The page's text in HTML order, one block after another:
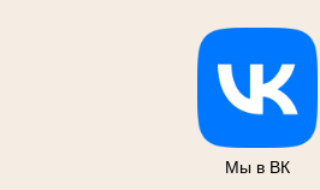
Мы в ВК